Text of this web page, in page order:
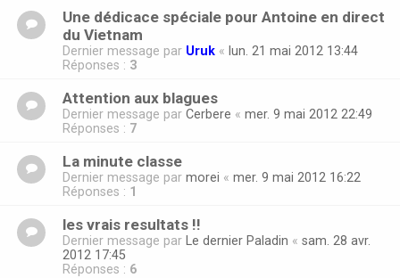
Une dédicace spéciale pour Antoine en direct
du Vietnam
Dernier message par Uruk « lun. 21 mai 2012 13:44
Réponses : 3
Attention aux blagues
Dernier message par Cerbere « mer. 9 mai 2012 22:49
Réponses : 7
La minute classe
Dernier message par morei « mer. 9 mai 2012 16:22
Réponses : 1
les vrais resultats !!
Dernier message par Le dernier Paladin « sam. 28 avr.
2012 17:45
Réponses : 6